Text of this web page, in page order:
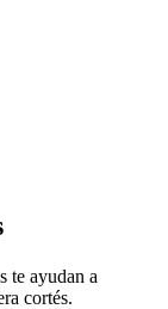
te ayudan a
cortés.